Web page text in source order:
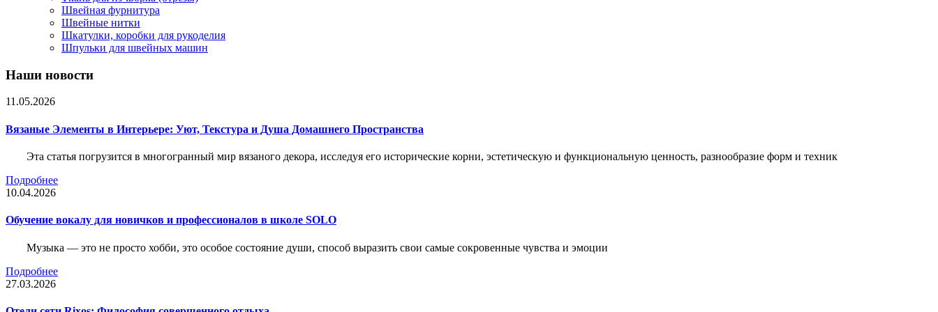
Швейная фурнитура
Швейные нитки
Шкатулки, коробки для рукоделия
Шпульки для швейных машин
Наши новости
11.05.2026
Вязаные Элементы в Интерьере: Уют, Текстура и Душа Домашнего Пространства
Эта статья погрузится в многогранный мир вязаного декора, исследуя его исторические корни, эстетическую и функциональную ценность, разнообразие форм и техник
Подробнее
10.04.2026
Обучение вокалу для новичков и профессионалов в школе SOLO
Музыка — это не просто хобби, это особое состояние души, способ выразить свои самые сокровенные чувства и эмоции
Подробнее
27.03.2026